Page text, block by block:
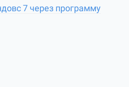
7 через программу